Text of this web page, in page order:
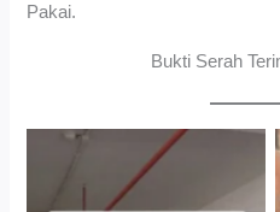
Pakai.
Bukti Serah